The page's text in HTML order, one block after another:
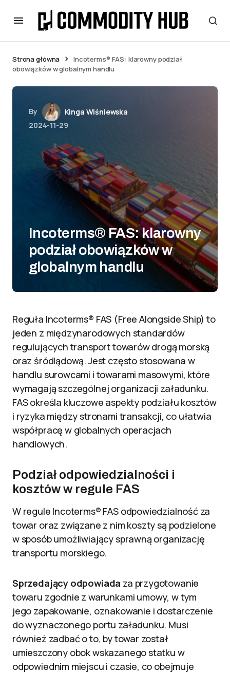
Strona główna
Incoterms® FAS: klarowny podział
obowiązków w globalnym handlu
By
Kinga Wiśniewska
2024-11-29
Incoterms® FAS: klarowny
podział obowiązków w
globalnym handlu
Reguła Incoterms® FAS (Free Alongside Ship) to
jeden z międzynarodowych standardów
regulujących transport towarów drogą morską
oraz śródlądową. Jest często stosowana w
handlu surowcami i towarami masowymi, które
wymagają szczególnej organizacji załadunku.
FAS określa kluczowe aspekty podziału kosztów
i ryzyka między stronami transakcji, co ułatwia
współpracę w globalnych operacjach
handlowych.
Podział odpowiedzialności i
kosztów w regule FAS
W regule Incoterms® FAS odpowiedzialność za
towar oraz związane z nim koszty są podzielone
w sposób umożliwiający sprawną organizację
transportu morskiego.
Sprzedający odpowiada za przygotowanie
towaru zgodnie z warunkami umowy, w tym
jego zapakowanie, oznakowanie i dostarczenie
do wyznaczonego portu załadunku. Musi
również zadbać o to, by towar został
umieszczony obok wskazanego statku w
odpowiednim miejscu i czasie, co obejmuje